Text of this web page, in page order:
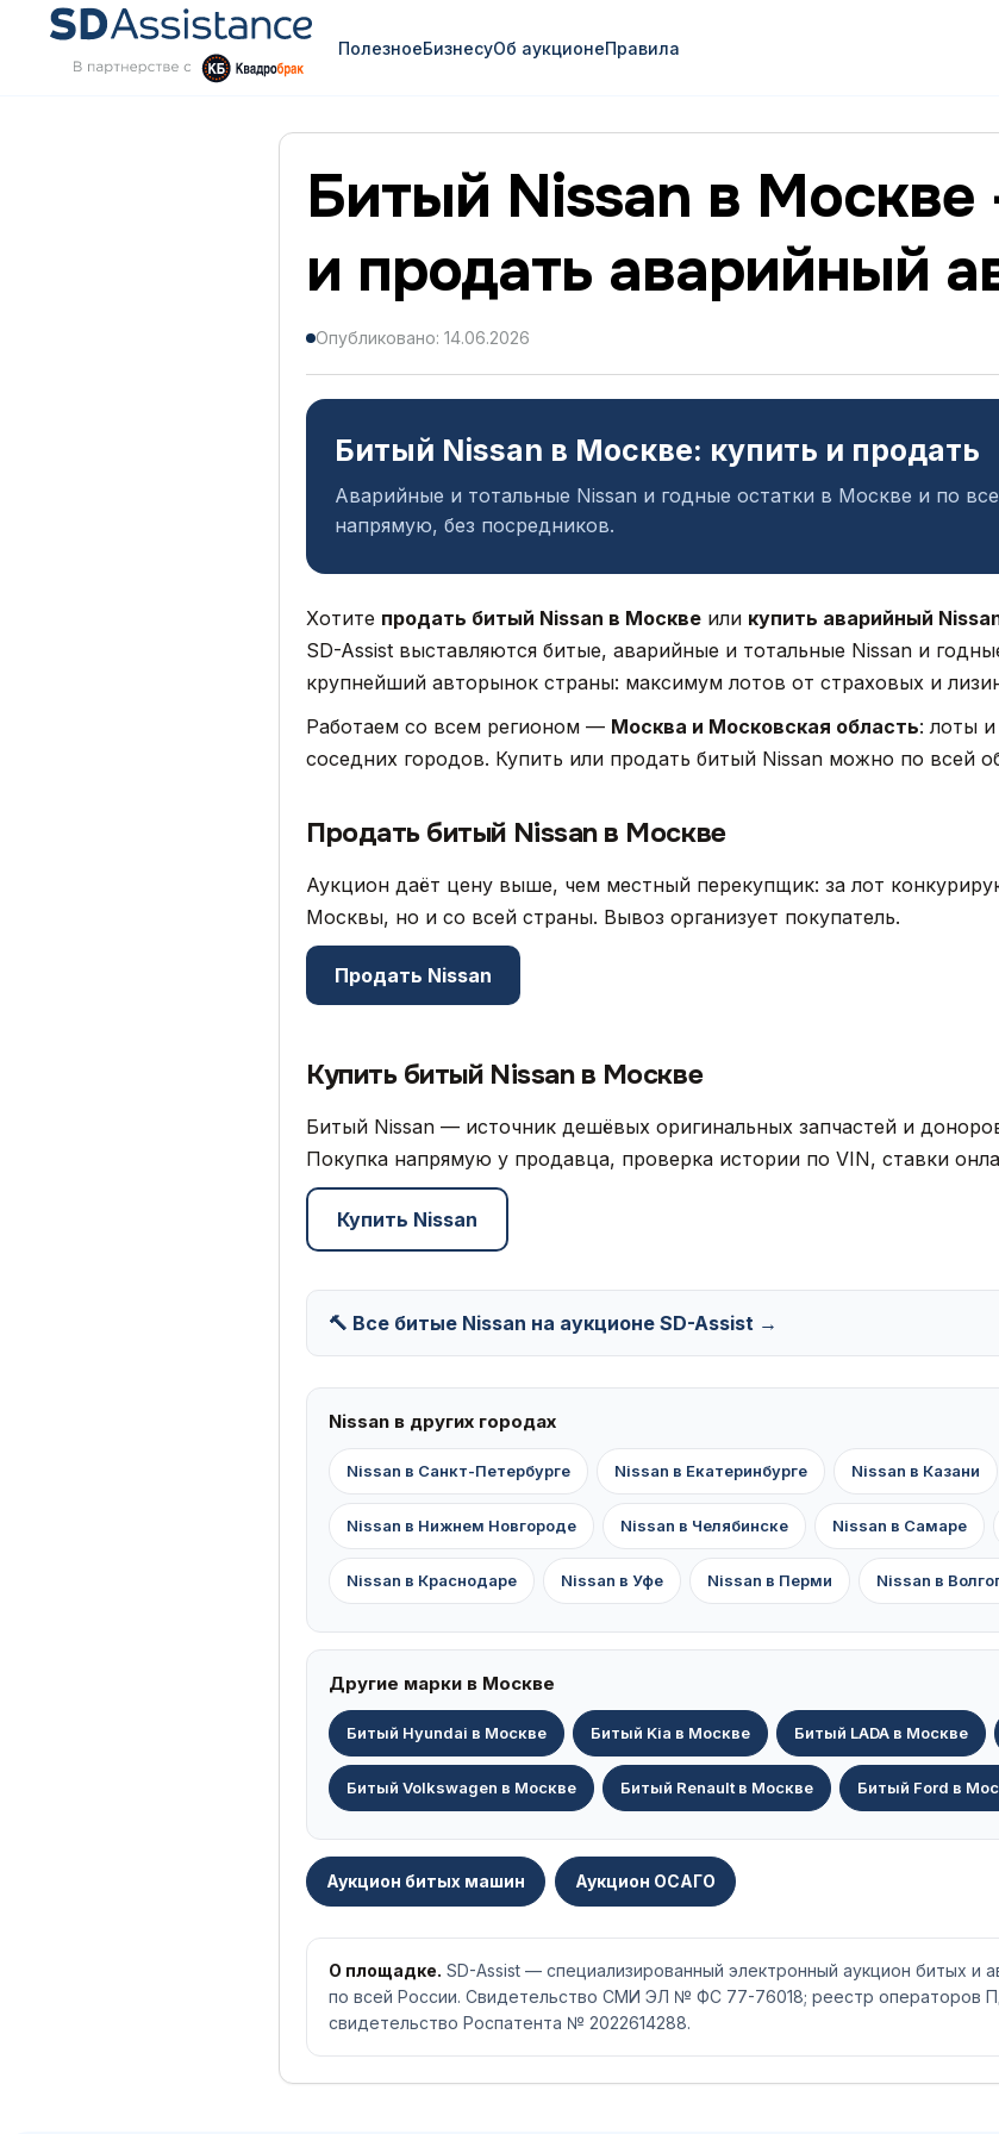
ПолезноеБизнесуОб аукционеПравила
Битый Nissan в Москве
и продать аварийный
Опубликовано: 14.06.2026
Битый Nissan в Москве: купить и продать
Аварийные и тотальные Nissan и годные остатки в Москве и по
напрямую, без посредников.
Хотите продать битый Nissan в Москве или купить аварийный
SD-Assist выставляются битые, аварийные и тотальные Nissan и
крупнейший авторынок страны: максимум лотов от страховых и
Работаем со всем регионом — Москва и Московская область: лоты
соседних городов. Купить или продать битый Nissan можно по всей
Продать битый Nissan в Москве
Аукцион даёт цену выше, чем местный перекупщик: за лот
Москвы, но и со всей страны. Вывоз организует покупатель.
Продать Nissan
Купить битый Nissan в Москве
Битый Nissan — источник дешёвых оригинальных запчастей и
Покупка напрямую у продавца, проверка истории по VIN, ставки
Купить Nissan
🔨 Все битые Nissan на аукционе SD-Assist →
Nissan в других городах
Nissan в Санкт-Петербурге Nissan в Екатеринбурге Nissan в Казани
Nissan в Нижнем Новгороде Nissan в Челябинске Nissan в Самаре
Nissan в Краснодаре Nissan в Уфе Nissan в Перми Nissan в
Другие марки в Москве
Битый Hyundai в Москве Битый Kia в Москве Битый LADA в Москве
Битый Volkswagen в Москве Битый Renault в Москве Битый Ford в
Аукцион битых машин Аукцион ОСАГО
О площадке. SD-Assist — специализированный электронный аукцион битых и
по всей России. Свидетельство СМИ ЭЛ № ФС 77-76018; реестр операторов
свидетельство Роспатента № 2022614288.